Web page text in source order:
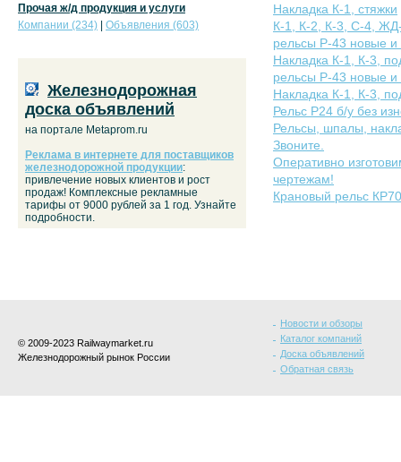
Накладка К-1, стяжки
К-1, К-2, К-3, С-4,
рельсы Р-43 новые и
Накладка К-1, К-3,
рельсы Р-43 новые и
Накладка К-1, К-3,
Рельс Р24 б/у без
Рельсы, шпалы,
Звоните.
Оперативно
чертежам!
Крановый рельс КР70
Прочая ж/д продукция и услуги
Компании (234)
Объявления (603)
Железнодорожная
доска объявлений
на портале Metaprom.ru
Реклама в интернете для поставщиков
железнодорожной продукции:
привлечение новых клиентов и рост
продаж! Комплексные рекламные
тарифы от 9000 рублей за 1 год. Узнайте
подробности.
© 2009-2023 Railwaymarket.ru
Железнодорожный рынок России
Новости и обзоры
Каталог компаний
Доска объявлений
Обратная связь